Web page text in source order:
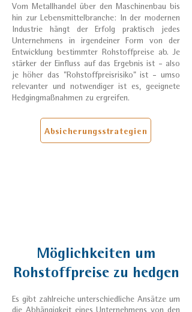
Vom Metallhandel über den Maschinenbau bis
hin zur Lebensmittelbranche: In der modernen
Industrie hängt der Erfolg praktisch jedes
Unternehmens in irgendeiner Form von der
Entwicklung bestimmter Rohstoffpreise ab. Je
stärker der Einfluss auf das Ergebnis ist - also
je höher das "Rohstoffpreisrisiko" ist - umso
relevanter und notwendiger ist es, geeignete
Hedgingmaßnahmen zu ergreifen.
Absicherungsstrategien
Möglichkeiten um
Rohstoffpreise zu hedgen
Es gibt zahlreiche unterschiedliche Ansätze um
die Abhängigkeit eines Unternehmens von den